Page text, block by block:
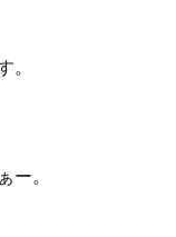
。
ー。